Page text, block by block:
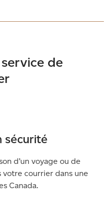
de
sécurité
d’un voyage ou de
votre courrier dans une
Canada.